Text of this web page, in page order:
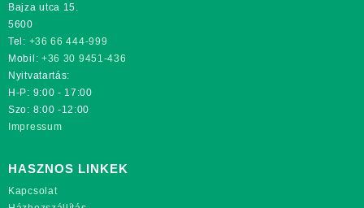
Bajza utca 15.
5600
Tel: +36 66 444-999
Mobil: +36 30 9451-436
Nyitvatartás:
H-P: 9:00 - 17:00
Szo: 8:00 -12:00
Impressum
HASZNOS LINKEK
Kapcsolat